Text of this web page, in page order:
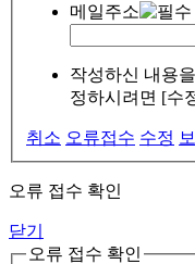
메일주소
작성하신 내용
정하시려면 [수
취소 오류접수 수정
오류 접수 확인
닫기
오류 접수 확인